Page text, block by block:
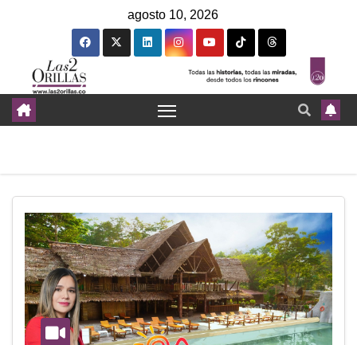
agosto 10, 2026